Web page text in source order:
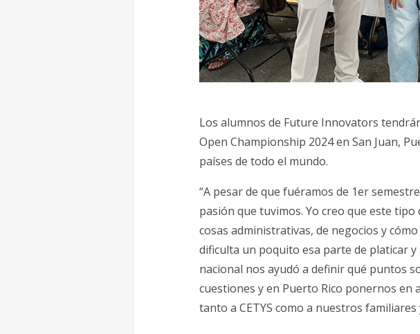
Los alumnos de Future Innovators
Open Championship 2024 en San Juan,
países de todo el mundo.
“A pesar de que fuéramos de 1er
pasión que tuvimos. Yo creo que este
cosas administrativas, de negocios y
dificulta un poquito esa parte de platicar
nacional nos ayudó a definir qué puntos
cuestiones y en Puerto Rico ponernos en
tanto a CETYS como a nuestros